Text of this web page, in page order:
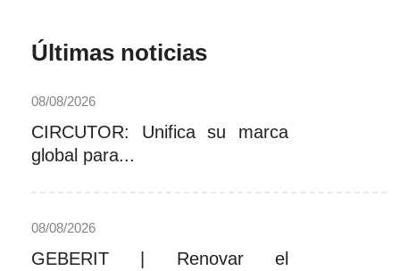
Últimas noticias
08/08/2026
CIRCUTOR: Unifica su marca
global para...
08/08/2026
GEBERIT | Renovar el